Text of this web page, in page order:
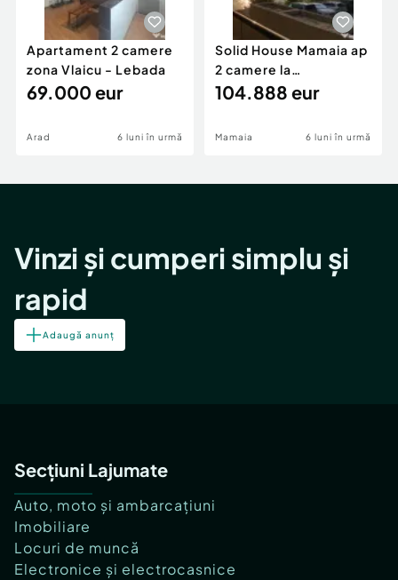
Apartament 2 camere
zona Vlaicu - Lebada
69.000 eur
Arad 6 luni în urmă
Solid House Mamaia ap
2 camere la
cheie,langa Mega
104.888 eur
Mamaia 6 luni în urmă
Vinzi și cumperi simplu și
rapid
Adaugă anunț
Secțiuni Lajumate
Auto, moto și ambarcațiuni
Imobiliare
Locuri de muncă
Electronice și electrocasnice